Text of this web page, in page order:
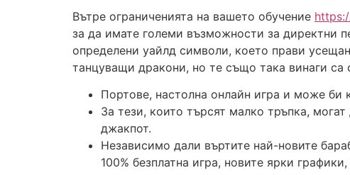
Вътре ограниченията на вашето обучение
за да имате големи възможности за директни
определени уайлд символи, което прави
танцуващи дракони, но те също така винаги са
Портове, настолна онлайн игра и може би
За тези, които търсят малко тръпка,
джакпот.
Независимо дали въртите най-новите
100% безплатна игра, новите ярки